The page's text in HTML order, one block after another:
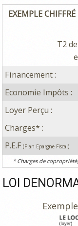
EXEMPLE
T2
Financement :
Economie Impôts :
Loyer Perçu :
Charges* :
P.E.F (Plan Epargne Fiscal)
* Charges de
LOI